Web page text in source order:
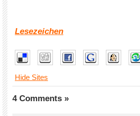
Lesezeichen
Hide Sites
4 Comments »